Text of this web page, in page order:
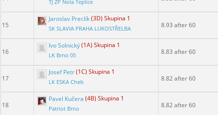
TJ ZP Nola Teplice
15
Jaroslav Preclík(3D) Skupina 1
SK SLAVIA PRAHA LUKOSTŘELBA 8.93 after 60
16
Ivo Solnický(1A) Skupina 1
LK Brno 05 8.83 after 60
17
Josef Petr(1C) Skupina 1
LK ESKA Cheb 8.82 after 60
18
Pavel Kučera (4B) Skupina 1
Patriot Brno 8.82 after 60